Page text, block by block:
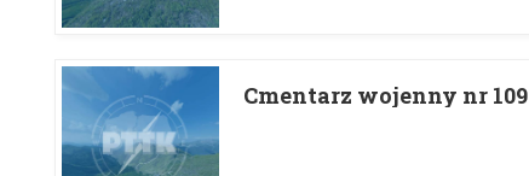
Cmentarz wojenny nr 109